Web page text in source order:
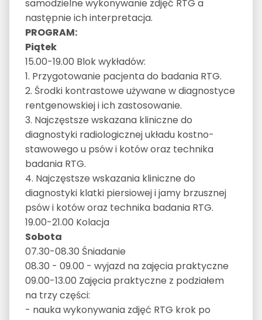
samodzielne wykonywanie zdjęć RTG a
następnie ich interpretacja.
PROGRAM:
Piątek
15.00-19.00 Blok wykładów:
1. Przygotowanie pacjenta do badania RTG.
2. Środki kontrastowe używane w diagnostyce
rentgenowskiej i ich zastosowanie.
3. Najczęstsze wskazana kliniczne do
diagnostyki radiologicznej układu kostno-
stawowego u psów i kotów oraz technika
badania RTG.
4. Najczęstsze wskazania kliniczne do
diagnostyki klatki piersiowej i jamy brzusznej
psów i kotów oraz technika badania RTG.
19.00-21.00 Kolacja
Sobota
07.30-08.30 Śniadanie
08.30 - 09.00 - wyjazd na zajęcia praktyczne
09.00-13.00 Zajęcia praktyczne z podziałem
na trzy części:
- nauka wykonywania zdjęć RTG krok po